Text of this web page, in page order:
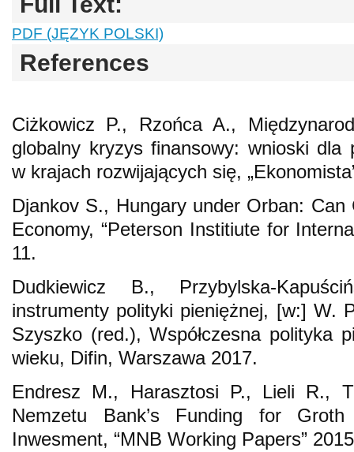
PDF (JĘZYK POLSKI)
References
Ciżkowicz P., Rzońca A.,
globalny kryzys finansowy: wnioski dla
w krajach rozwijających się,
Djankov S., Hungary under Orban:
Economy, “Peterson Institiute for
11.
Dudkiewicz B., Przybylska-
instrumenty polityki pieniężnej, [w:] W.
Szyszko (red.), Współczesna polityka
wieku, Difin, Warszawa 2017.
Endresz M., Harasztosi P., Lieli R.,
Nemzetu Bank’s Funding for
Inwesment, “MNB Working Papers”